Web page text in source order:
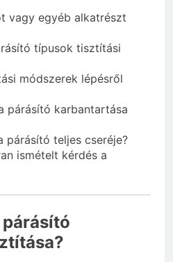
vagy egyéb alkatrészt
típusok tisztítási
módszerek lépésről
párásító karbantartása
párásító teljes cseréje?
ismételt kérdés a